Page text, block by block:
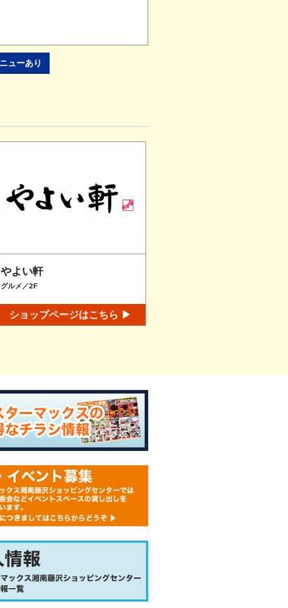
ューあり
やよい軒
グルメ／2F
ショップページはこちら ▶